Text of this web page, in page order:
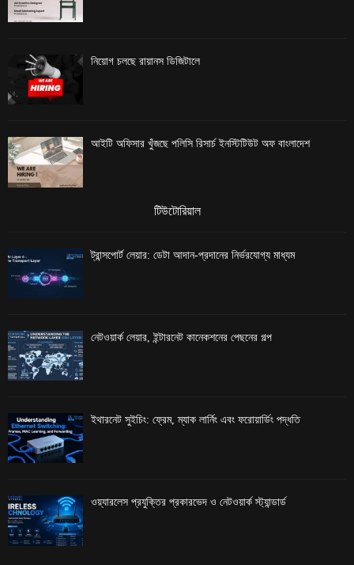
নিয়োগ চলছে রায়ানস ডিজিটালে
আইটি অফিসার খুঁজছে পলিসি রিসার্চ ইনস্টিটিউট অফ বাংলাদেশ
টিউটোরিয়াল
ট্রান্সপোর্ট লেয়ার: ডেটা আদান-প্রদানের নির্ভরযোগ্য মাধ্যম
নেটওয়ার্ক লেয়ার, ইন্টারনেট কানেকশনের পেছনের গল্প
ইথারনেট সুইচিং: ফ্রেম, ম্যাক লার্নিং এবং ফরোয়ার্ডিং পদ্ধতি
ওয়্যারলেস প্রযুক্তির প্রকারভেদ ও নেটওয়ার্ক স্ট্যান্ডার্ড